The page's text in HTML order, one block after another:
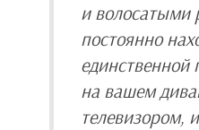
и волосатыми
постоянно
единственной
на вашем
телевизором,